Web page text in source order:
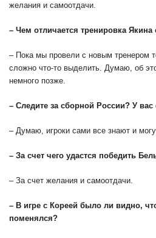
желания и самоотдачи.
– Чем отличается тренировка
– Пока мы провели с новым тренером
сложно что-то выделить. Думаю, об
немного позже.
– Следите за сборной России? У
– Думаю, игроки сами все знают и
– За счет чего удастся победить
– За счет желания и самоотдачи.
– В игре с Кореей было ли видно,
поменялся?